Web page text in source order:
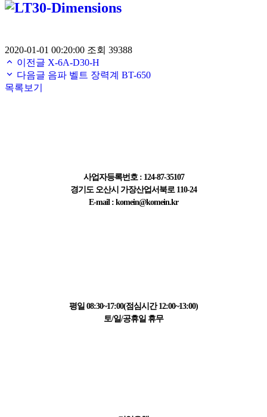
2020-01-01 00:20:00 조회 39388
이전글 X-6A-D30-H
다음글 음파 벨트 장력계 BT-650
목록보기
사업자등록번호 : 124-87-35107
경기도 오산시 가장산업서북로 110-24
E-mail : komein@komein.kr
평일 08:30~17:00(점심시간 12:00~13:00)
토/일/공휴일 휴무